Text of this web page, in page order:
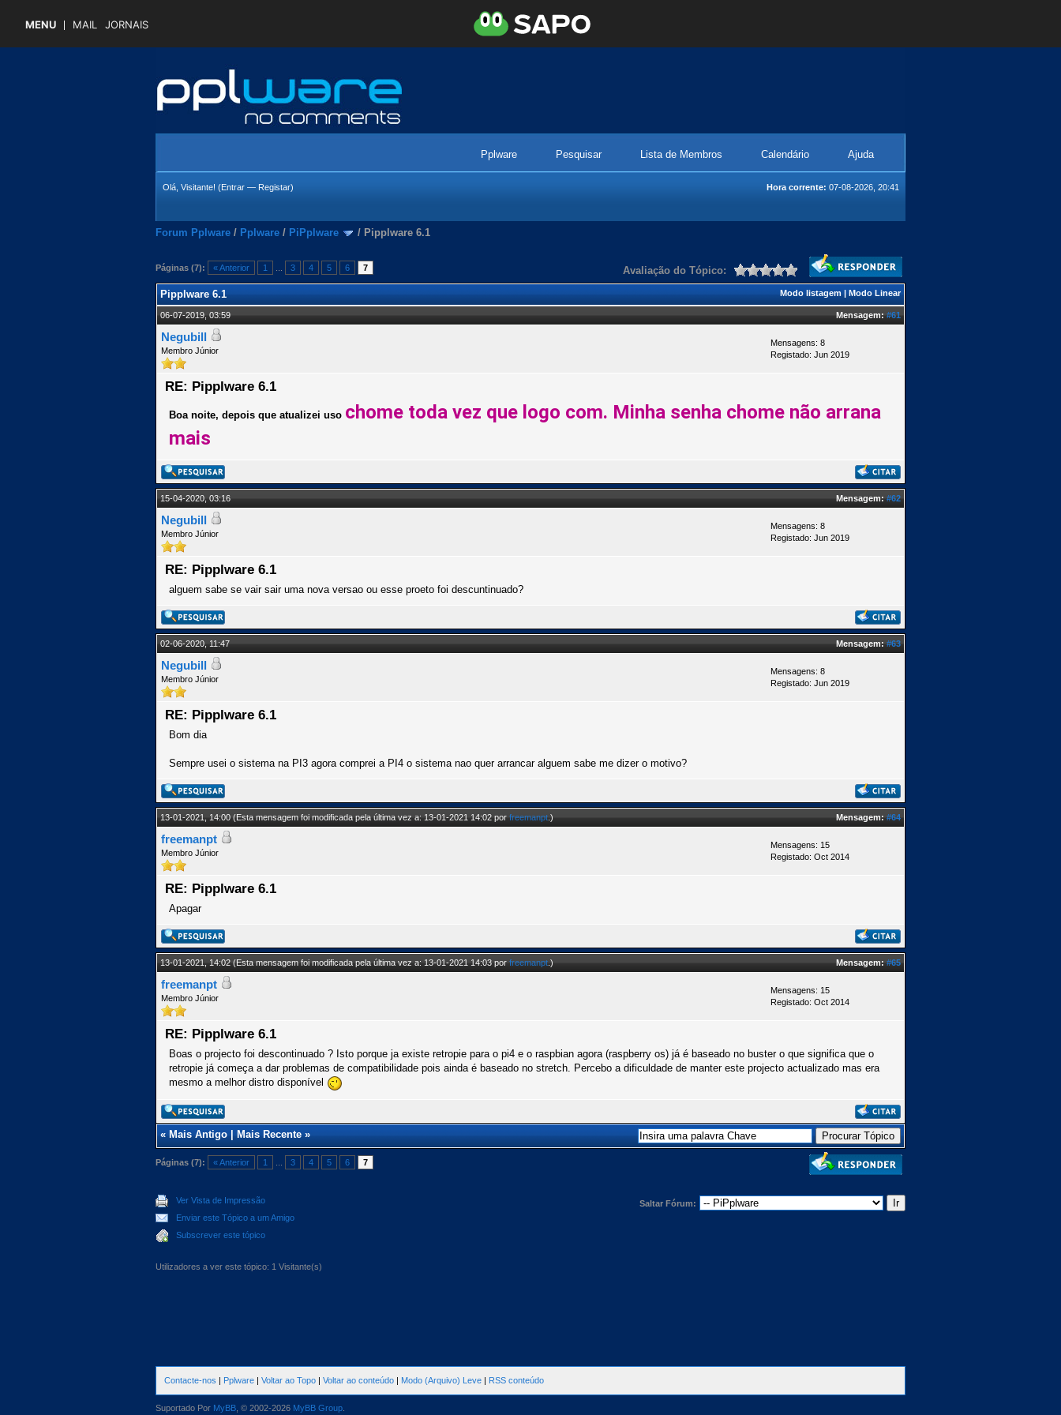
MENU MAIL JORNAIS
Pplware Pesquisar Lista de Membros Calendário Ajuda
Hora corrente: 07-08-2026, 20:41
Olá, Visitante! (Entrar — Registar)
Forum Pplware / Pplware / PiPplware / Pipplware 6.1
Páginas (7): « Anterior 1 3 4 5 6 7 Avaliação do Tópico:
Modo listagem | Modo Linear
Pipplware 6.1
06-07-2019, 03:59 Mensagem:#61
Negubill
Membro Júnior
Mensagens: 8
Registado: Jun 2019
RE: Pipplware 6.1
Boa noite, depois que atualizei uso chome toda vez que logo com. Minha senha chome não arrana
mais
15-04-2020, 03:16 Mensagem:#62
Negubill
Membro Júnior
Mensagens: 8
Registado: Jun 2019
RE: Pipplware 6.1
alguem sabe se vair sair uma nova versao ou esse proeto foi descuntinuado?
02-06-2020, 11:47 Mensagem:#63
Negubill
Membro Júnior
Mensagens: 8
Registado: Jun 2019
RE: Pipplware 6.1
Bom dia
Sempre usei o sistema na PI3 agora comprei a PI4 o sistema nao quer arrancar alguem sabe me dizer o motivo?
13-01-2021, 14:00(Esta mensagem foi modificada pela última vez a: 13-01-2021 14:02 porfreemanpt.) Mensagem:#64
freemanpt
Membro Júnior
Mensagens: 15
Registado: Oct 2014
RE: Pipplware 6.1
Apagar
13-01-2021, 14:02(Esta mensagem foi modificada pela última vez a: 13-01-2021 14:03 porfreemanpt.) Mensagem:#65
freemanpt
Membro Júnior
Mensagens: 15
Registado: Oct 2014
RE: Pipplware 6.1
Boas o projecto foi descontinuado ? Isto porque ja existe retropie para o pi4 e o raspbian agora (raspberry os) já é baseado no buster o que significa que o
retropie já começa a dar problemas de compatibilidade pois ainda é baseado no stretch. Percebo a dificuldade de manter este projecto actualizado mas era
mesmo a melhor distro disponível
«Mais Antigo|Mais Recente»
Páginas (7): « Anterior 1 3 4 5 6 7
Ver Vista de Impressão
Enviar este Tópico a um Amigo
Subscrever este tópico
Saltar Fórum:
Utilizadores a ver este tópico: 1 Visitante(s)
Contacte-nos | Pplware | Voltar ao Topo | Voltar ao conteúdo | Modo (Arquivo) Leve | RSS conteúdo
Suportado Por MyBB , © 2002-2026 MyBB Group